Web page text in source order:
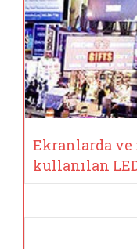
Ekranlarda ve
kullanılan